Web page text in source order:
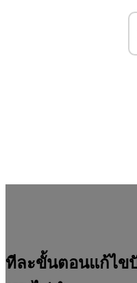
ทีละขั้นตอนแก้ไข